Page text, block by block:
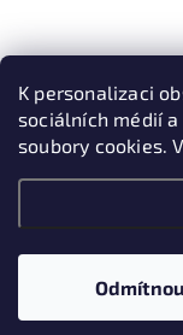
K personalizaci
sociálních médií
soubory cookies.